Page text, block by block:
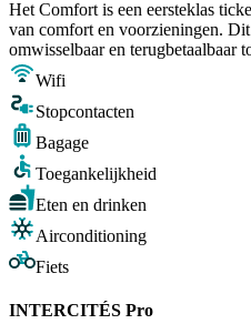
Het Comfort is een eersteklas
van comfort en voorzieningen.
omwisselbaar en terugbetaalbaar
Wifi
Stopcontacten
Bagage
Toegankelijkheid
Eten en drinken
Airconditioning
Fiets
INTERCITÉS Pro